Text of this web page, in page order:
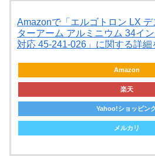
Amazonで「エルゴトロン LX
ターアーム アルミニウム 34イ
対応 45-241-026」に関する詳細
Amazon
楽天
Yahoo!ショッピン
メルカリ